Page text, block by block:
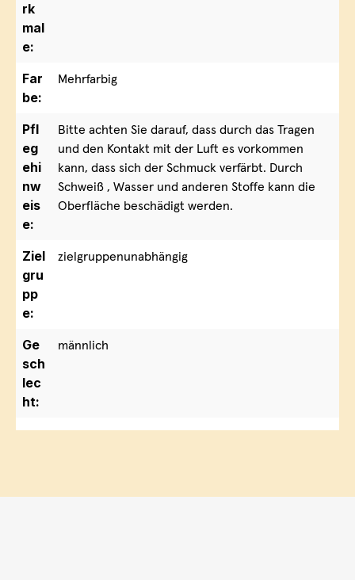
rk
mal
e:
Far
be:
Mehrfarbig
Pfl
eg
ehi
nw
eis
e:
Bitte achten Sie darauf, dass durch das Tragen
und den Kontakt mit der Luft es vorkommen
kann, dass sich der Schmuck verfärbt. Durch
Schweiß , Wasser und anderen Stoffe kann die
Oberfläche beschädigt werden.
Ziel
gru
pp
e:
zielgruppenunabhängig
Ge
sch
lec
ht:
männlich